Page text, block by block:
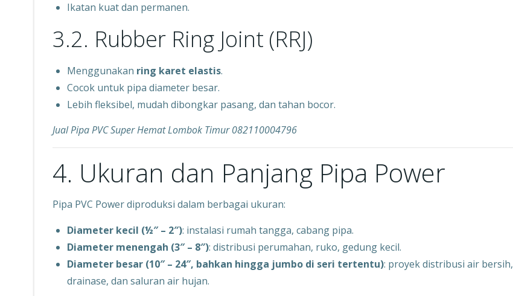
Ikatan kuat dan permanen.
3.2. Rubber Ring Joint (RRJ)
Menggunakan ring karet elastis.
Cocok untuk pipa diameter besar.
Lebih fleksibel, mudah dibongkar pasang, dan tahan bocor.
Jual Pipa PVC Super Hemat Lombok Timur 082110004796
4. Ukuran dan Panjang Pipa Power
Pipa PVC Power diproduksi dalam berbagai ukuran:
Diameter kecil (½″ – 2″): instalasi rumah tangga, cabang pipa.
Diameter menengah (3″ – 8″): distribusi perumahan, ruko, gedung kecil.
Diameter besar (10″ – 24″, bahkan hingga jumbo di seri tertentu): proyek distribusi air bersih,
drainase, dan saluran air hujan.